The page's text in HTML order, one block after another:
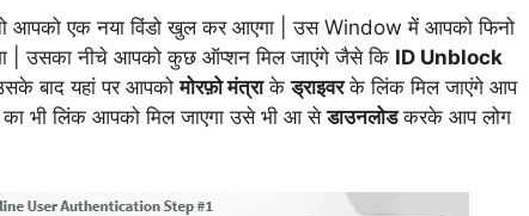
आपको एक नया विंडो खुल कर आएगा | उस Window में आपको फिनो
| उसका नीचे आपको कुछ ऑप्शन मिल जाएंगे जैसे कि ID Unblock
बाद यहां पर आपकोमोरफ़ो मंत्राकेड्राइवरके लिंक मिल जाएंगे आप
भी लिंक आपको मिल जाएगा उसे भी आ सेडाउनलोडकरके आप लोग